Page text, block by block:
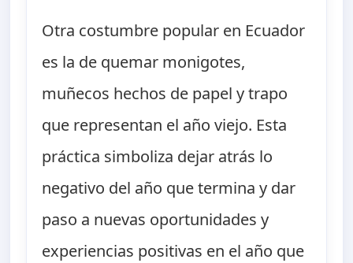
Otra costumbre popular en Ecuador
es la de quemar monigotes,
muñecos hechos de papel y trapo
que representan el año viejo. Esta
práctica simboliza dejar atrás lo
negativo del año que termina y dar
paso a nuevas oportunidades y
experiencias positivas en el año que